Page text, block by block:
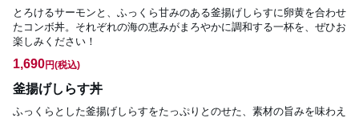
とろけるサーモンと、ふっくら甘みのある釜揚げしらすに卵黄を合わせ
たコンボ丼。それぞれの海の恵みがまろやかに調和する一杯を、ぜひお
楽しみください！
1,690円(税込)
釜揚げしらす丼
ふっくらとした釜揚げしらすをたっぷりとのせた、素材の旨みを味わえ